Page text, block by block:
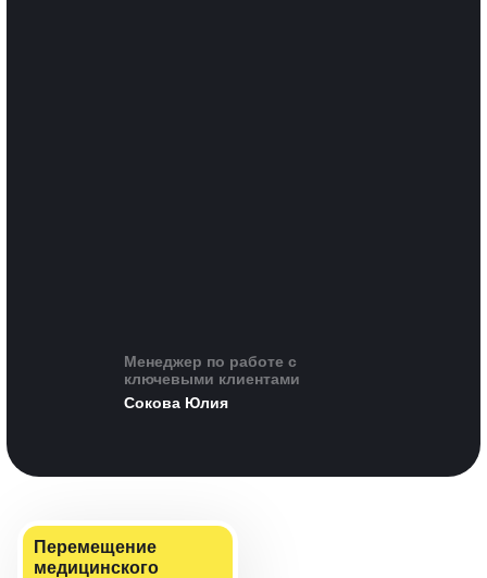
Менеджер по работе с
ключевыми клиентами
Сокова Юлия
Перемещение
медицинского